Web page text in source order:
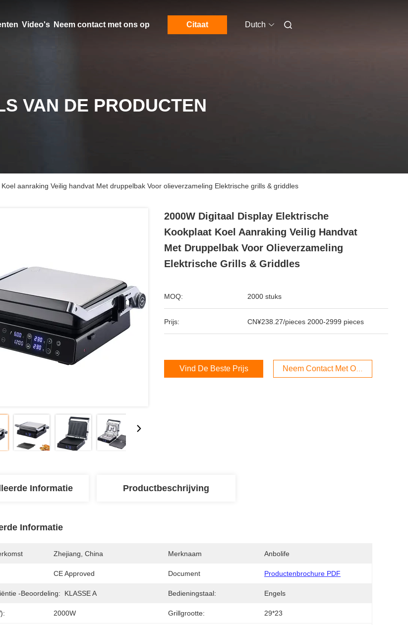
Video's Neem contact met ons op Citaat Dutch
VAN DE PRODUCTEN
aanraking Veilig handvat Met druppelbak Voor olieverzameling Elektrische grills & griddles
2000W Digitaal Display Elektrische
Kookplaat Koel Aanraking Veilig Handvat
Met Druppelbak Voor Olieverzameling
Elektrische Grills & Griddles
MOQ: 2000 stuks
Prijs: CN¥238.27/pieces 2000-2999 pieces
Vind De Beste Prijs Neem Contact Met Ons Op
Informatie Productbeschrijving
Informatie
Zhejiang, China Merknaam Anbolife
CE Approved Document Productenbrochure PDF
-beoordeling: KLASSE A Bedieningstaal: Engels
2000W Grillgrootte: 29*23